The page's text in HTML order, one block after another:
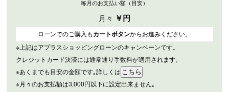
毎月のお支払い額（目安）
月々 ￥ 円
ローンでのご購入も カートボタンからお進みください。
※上記はアプラスショッピングローンのキャンペーンです。
クレジットカード決済には通常通り手数料が適用されます。
※あくまでも目安の金額です｡詳しくは
※月々のお支払額は3,000円以下に設定出来ません｡